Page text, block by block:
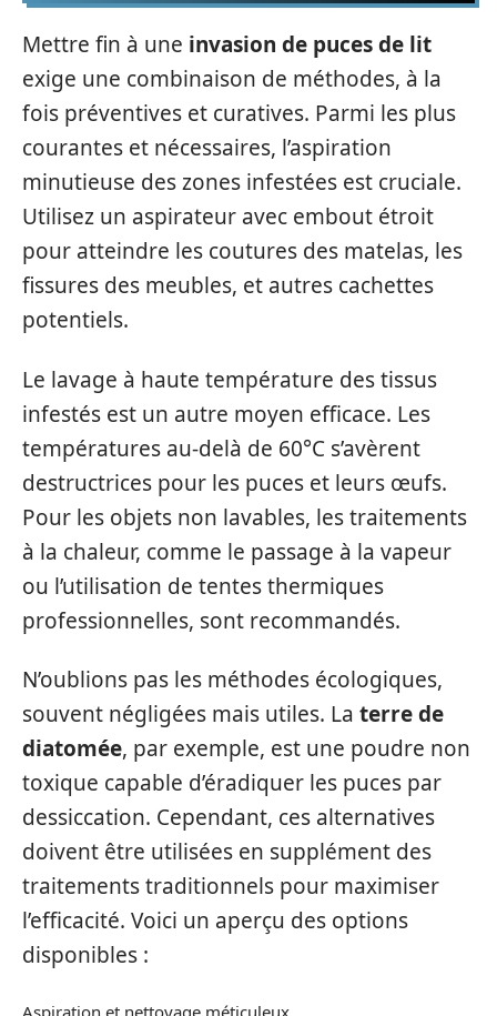
Mettre fin à une invasion de puces de lit
exige une combinaison de méthodes, à la
fois préventives et curatives. Parmi les plus
courantes et nécessaires, l’aspiration
minutieuse des zones infestées est cruciale.
Utilisez un aspirateur avec embout étroit
pour atteindre les coutures des matelas, les
fissures des meubles, et autres cachettes
potentiels.
Le lavage à haute température des tissus
infestés est un autre moyen efficace. Les
températures au-delà de 60°C s’avèrent
destructrices pour les puces et leurs œufs.
Pour les objets non lavables, les traitements
à la chaleur, comme le passage à la vapeur
ou l’utilisation de tentes thermiques
professionnelles, sont recommandés.
N’oublions pas les méthodes écologiques,
souvent négligées mais utiles. La terre de
diatomée, par exemple, est une poudre non
toxique capable d’éradiquer les puces par
dessiccation. Cependant, ces alternatives
doivent être utilisées en supplément des
traitements traditionnels pour maximiser
l’efficacité. Voici un aperçu des options
disponibles :
Aspiration et nettoyage méticuleux.